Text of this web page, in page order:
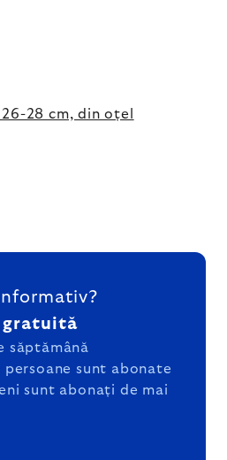
28 cm, din oțel
gratuită
săptămână
persoane sunt abonate
sunt abonați de mai